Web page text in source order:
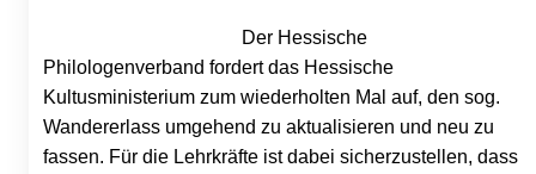
Der Hessische
Philologenverband fordert das Hessische
Kultusministerium zum wiederholten Mal auf, den sog.
Wandererlass umgehend zu aktualisieren und neu zu
fassen. Für die Lehrkräfte ist dabei sicherzustellen, dass